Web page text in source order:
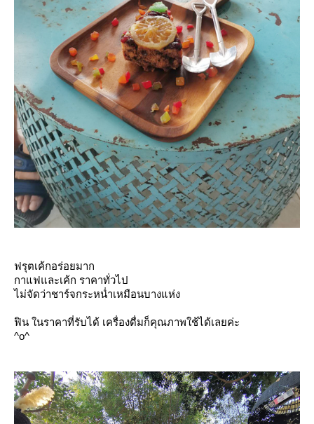
ฟรุตเค้กอร่อยมาก
กาแฟและเค้ก ราคาทั่วไป
ไม่จัดว่าชาร์จกระหน่ำเหมือนบางแห่ง
ฟิน ในราคาที่รับได้ เครื่องดื่มก็คุณภาพใช้ได้เลยค่ะ
^o^